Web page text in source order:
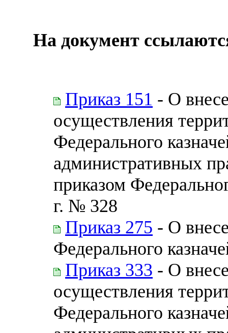
На документ
Приказ 151 - О
осуществления
Федерального
административных
приказом
г. № 328
Приказ 275 - О
Федерального
Приказ 333 - О
осуществления
Федерального